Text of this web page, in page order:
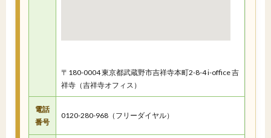
〒180-0004 東京都武蔵野市吉祥寺本町2-8-4 i-office 吉
祥寺（吉祥寺オフィス）
電話
番号
0120-280-968（フリーダイヤル）